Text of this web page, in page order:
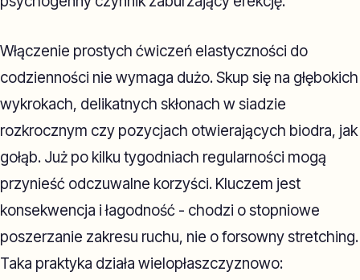
Włączenie prostych ćwiczeń elastyczności do
codzienności nie wymaga dużo. Skup się na głębokich
wykrokach, delikatnych skłonach w siadzie
rozkrocznym czy pozycjach otwierających biodra, jak
gołąb. Już po kilku tygodniach regularności mogą
przynieść odczuwalne korzyści. Kluczem jest
konsekwencja i łagodność - chodzi o stopniowe
poszerzanie zakresu ruchu, nie o forsowny stretching.
Taka praktyka działa wielopłaszczyznowo: